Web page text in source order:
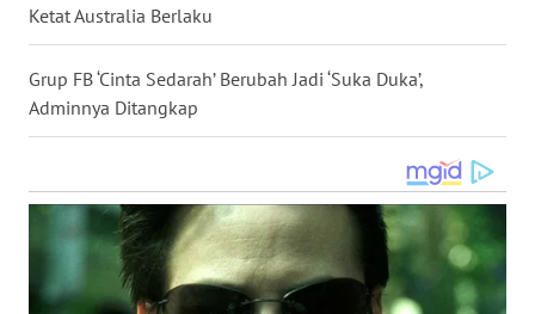
Ketat Australia Berlaku
Grup FB ‘Cinta Sedarah’ Berubah Jadi ‘Suka Duka’,
Adminnya Ditangkap
WN
KALTARA
WN
KALSEL
WN
WN